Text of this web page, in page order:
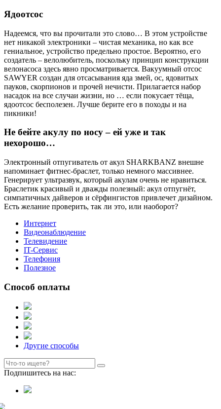
Ядоотсос
Надеемся, что вы прочитали это слово… В этом устройстве
нет никакой электроники – чистая механика, но как все
гениальное, устройство предельно простое. Вероятно, его
создатель – велолюбитель, поскольку принцип конструкции
велонасоса здесь явно просматривается. Вакуумный отсос
SAWYER создан для отсасывания яда змей, ос, ядовитых
пауков, скорпионов и прочей нечисти. Прилагается набор
насадок на все случаи жизни, но … если покусает тёща,
ядоотсос бесполезен. Лучше берите его в походы и на
пикники!
Не бейте акулу по носу – ей уже и так
нехорошо…
Электронный отпугиватель от акул SHARKBANZ внешне
напоминает фитнес-браслет, только немного массивнее.
Генерирует ультразвук, который акулам очень не нравиться.
Браслетик красивый и дважды полезный: акул отпугнёт,
симпатичных дайверов и сёрфингистов привлечет дизайном.
Есть желание проверить, так ли это, или наоборот?
Интернет
Видеонаблюдение
Телевидение
IT-Сервис
Телефония
Полезное
Способ оплаты
Другие способы
Подпишитесь на нас: